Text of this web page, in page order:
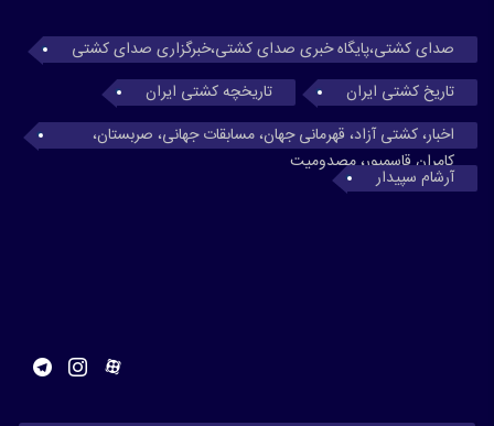
صدای کشتی،پایگاه خبری صدای کشتی،خبرگزاری صدای کشتی
تاریخ کشتی ایران
تاریخچه کشتی ایران
اخبار، کشتی آزاد، قهرمانی جهان، مسابقات جهانی، صربستان،
کامران قاسمپور، مصدومیت
آرشام سپیدار